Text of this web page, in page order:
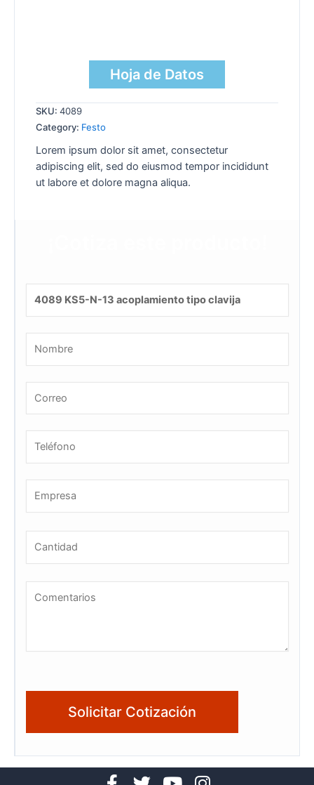
Hoja de Datos
SKU: 4089
Category: Festo
Lorem ipsum dolor sit amet, consectetur
adipiscing elit, sed do eiusmod tempor incididunt
ut labore et dolore magna aliqua.